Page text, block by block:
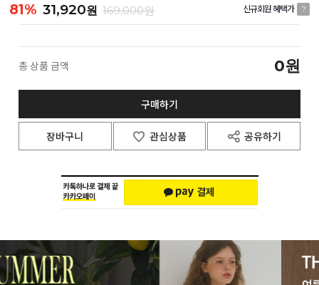
81% 31,920원 169,000원 신규회원 혜택가 ?
총 상품 금액 0원
구매하기
장바구니 관심상품 공유하기